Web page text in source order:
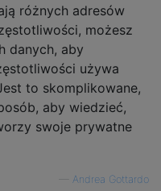
różnych adresów
możesz
danych, aby
używa
to skomplikowane,
aby wiedzieć,
swoje prywatne
Andrea Gottardo